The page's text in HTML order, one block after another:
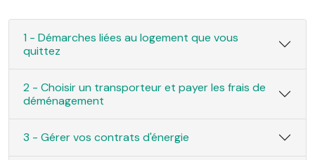
1 - Démarches liées au logement que vous
quittez
2 - Choisir un transporteur et payer les frais de
déménagement
3 - Gérer vos contrats d'énergie